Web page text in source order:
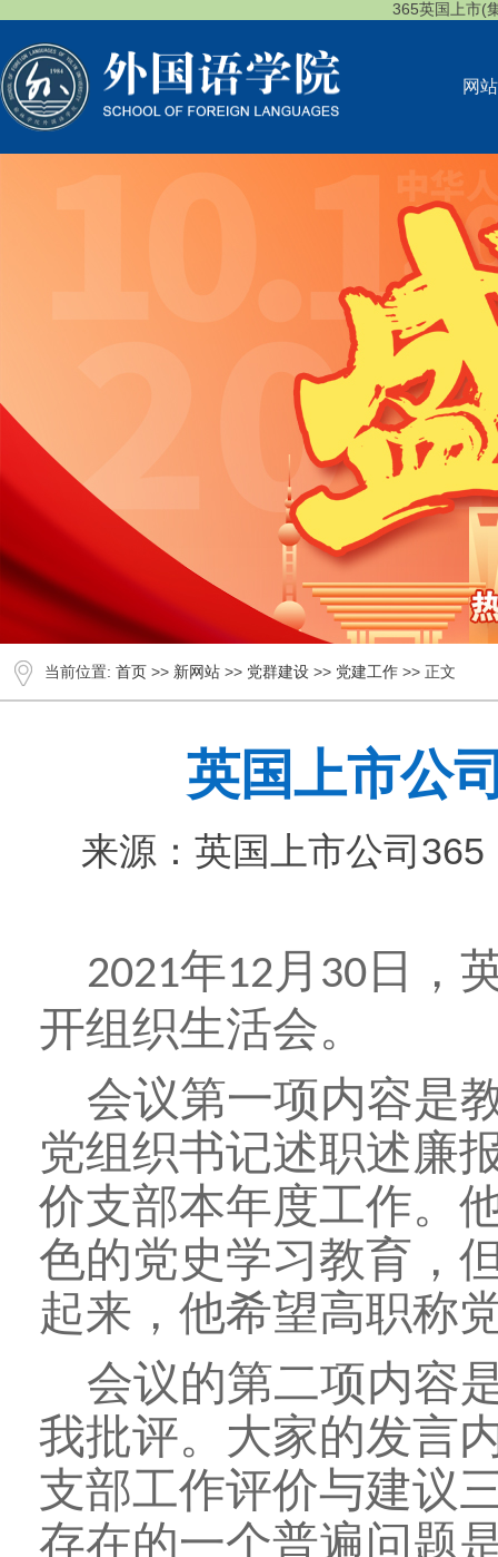
365英国上市(
网
当前位置: 首页 >> 新网站 >> 党群建设 >> 党建工作 >> 正文
英国上市公
来源：英国上市公司365
2021年12 月 30 日，
开组织生活会。
会议第一项内容是
党组织书记述职述廉
价支部本年度工作。
色的党史学习教育，
起来，他希望高职称
会议的第二项内容
我批评。大家的发言
支部工作评价与建议
存在的一个普遍问题